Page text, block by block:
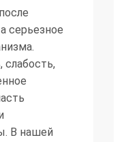
инфузионная
пациента.
схему
взгляд
серьезное
слабость,
В нашей